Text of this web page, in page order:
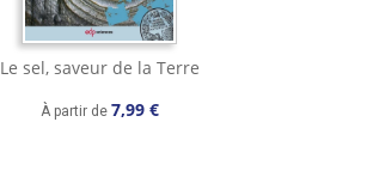
Le sel, saveur de la Terre
À partir de 7,99 €